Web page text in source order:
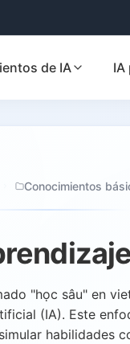
de IA IA
Conocimientos
"học sâu" en
(IA). Este
habilidades